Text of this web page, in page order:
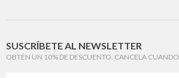
SUSCRÍBETE AL NEWSLETTER
OBTÉN UN 10% DE DESCUENTO. CANCELA CUANDO